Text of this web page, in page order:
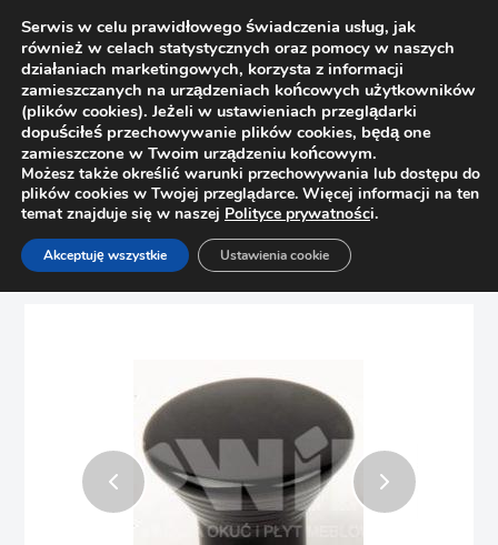
Strona główna Sklep
Uchwyty
Gałka meblowa A-400 P59* czarny połysk NOMET
Serwis w celu prawidłowego świadczenia usług, jak
również w celach statystycznych oraz pomocy w naszych
działaniach marketingowych, korzysta z informacji
zamieszczanych na urządzeniach końcowych użytkowników
(plików cookies). Jeżeli w ustawieniach przeglądarki
dopuściłeś przechowywanie plików cookies, będą one
zamieszczone w Twoim urządzeniu końcowym.
Możesz także określić warunki przechowywania lub dostępu do
plików cookies w Twojej przeglądarce. Więcej informacji na ten
temat znajduje się w naszej Polityce prywatności.
Akceptuję wszystkie Ustawienia cookie